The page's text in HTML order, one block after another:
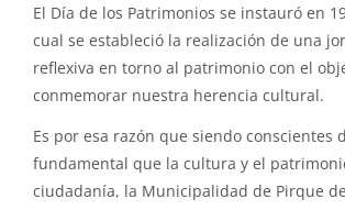
El Día de los Patrimonios se instauró en
cual se estableció la realización de una
reflexiva en torno al patrimonio con el
conmemorar nuestra herencia cultural.
Es por esa razón que siendo conscientes
fundamental que la cultura y el
ciudadanía, la Municipalidad de Pirque